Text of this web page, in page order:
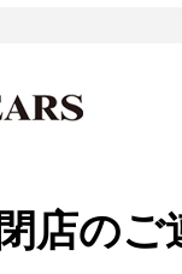
閉店のご